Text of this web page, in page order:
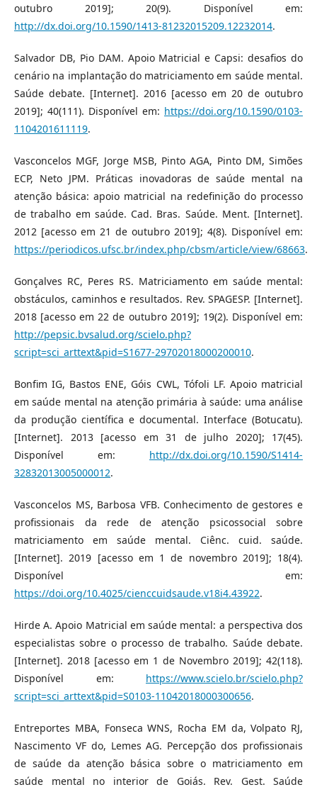
outubro 2019]; 20(9). Disponível em:
http://dx.doi.org/10.1590/1413-81232015209.12232014.
Salvador DB, Pio DAM. Apoio Matricial e Capsi: desafios do
cenário na implantação do matriciamento em saúde mental.
Saúde debate. [Internet]. 2016 [acesso em 20 de outubro
2019]; 40(111). Disponível em: https://doi.org/10.1590/0103-
1104201611119.
Vasconcelos MGF, Jorge MSB, Pinto AGA, Pinto DM, Simões
ECP, Neto JPM. Práticas inovadoras de saúde mental na
atenção básica: apoio matricial na redefinição do processo
de trabalho em saúde. Cad. Bras. Saúde. Ment. [Internet].
2012 [acesso em 21 de outubro 2019]; 4(8). Disponível em:
https://periodicos.ufsc.br/index.php/cbsm/article/view/68663.
Gonçalves RC, Peres RS. Matriciamento em saúde mental:
obstáculos, caminhos e resultados. Rev. SPAGESP. [Internet].
2018 [acesso em 22 de outubro 2019]; 19(2). Disponível em:
http://pepsic.bvsalud.org/scielo.php?
script=sci_arttext&pid=S1677-29702018000200010.
Bonfim IG, Bastos ENE, Góis CWL, Tófoli LF. Apoio matricial
em saúde mental na atenção primária à saúde: uma análise
da produção científica e documental. Interface (Botucatu).
[Internet]. 2013 [acesso em 31 de julho 2020]; 17(45).
Disponível em: http://dx.doi.org/10.1590/S1414-
32832013005000012.
Vasconcelos MS, Barbosa VFB. Conhecimento de gestores e
profissionais da rede de atenção psicossocial sobre
matriciamento em saúde mental. Ciênc. cuid. saúde.
[Internet]. 2019 [acesso em 1 de novembro 2019]; 18(4).
Disponível em:
https://doi.org/10.4025/cienccuidsaude.v18i4.43922.
Hirde A. Apoio Matricial em saúde mental: a perspectiva dos
especialistas sobre o processo de trabalho. Saúde debate.
[Internet]. 2018 [acesso em 1 de Novembro 2019]; 42(118).
Disponível em: https://www.scielo.br/scielo.php?
script=sci_arttext&pid=S0103-11042018000300656.
Entreportes MBA, Fonseca WNS, Rocha EM da, Volpato RJ,
Nascimento VF do, Lemes AG. Percepção dos profissionais
de saúde da atenção básica sobre o matriciamento em
saúde mental no interior de Goiás. Rev. Gest. Saúde